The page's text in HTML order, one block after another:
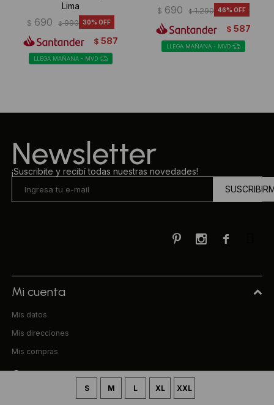
S M L XL XXL
Lima
$ 690 $ 990 30
$ 587
LLEGA MAÑANA - MVD
$ 690 $ 1.290 46
$ 587
LLEGA MAÑANA - MVD
Newsletter
¡Suscribite y recibí todas nuestras novedades!

 
Mi cuenta
Mis datos
Mis direcciones
Mis compras
Compra
Preguntas frecuentes